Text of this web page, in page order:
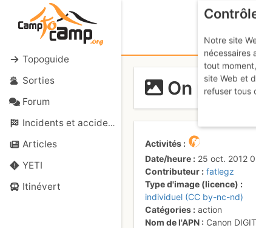
Topoguide
Sorties
Forum
Incidents et accidents
Articles
YETI
Itinévert
On prend
Activités
Date/heure
25 oct. 2012
Contributeur
fatlegz
Type d'image (licence)
individuel (CC by-nc-nd)
Catégories
action
Nom de l'APN
Canon
Notre site
nécessaires
tout
site Web et
refuser tous